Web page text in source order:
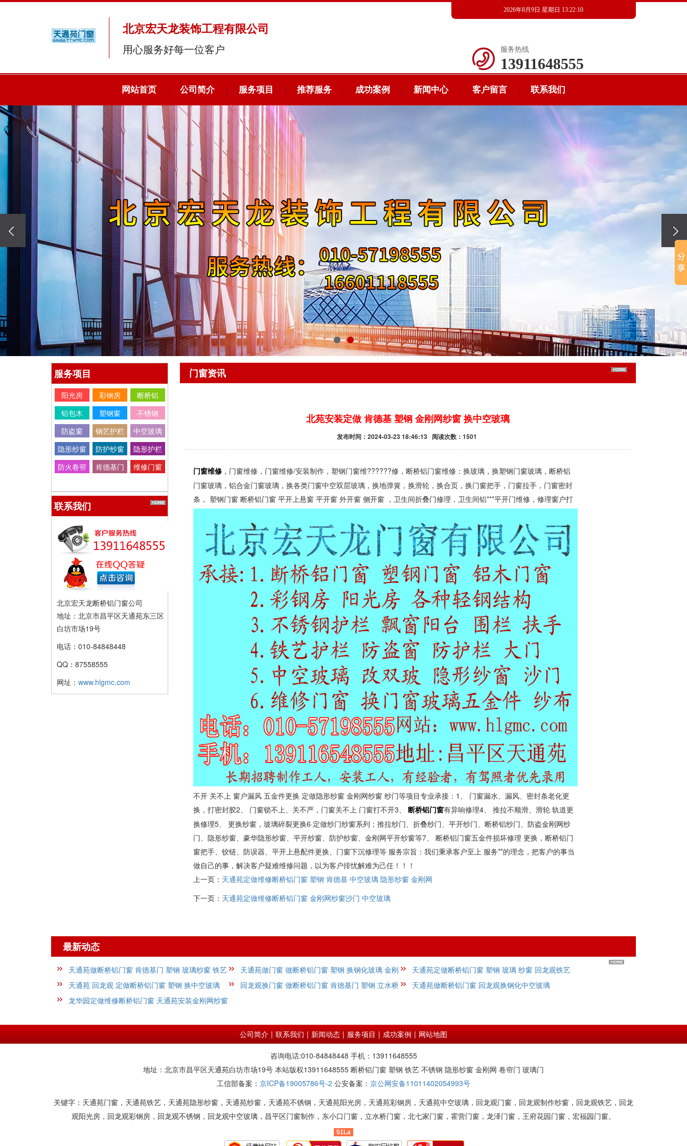
北京宏天龙装饰工程有限公司
用心服务好每一位客户
2026年8月9日 星期日 13:22:11
服务热线
13911648555
网站首页 公司简介 服务项目 推荐服务 成功案例 新闻中心 客户留言 联系我们
服务项目
阳光房 彩钢房
断桥铝
铝包木
塑钢窗
不锈钢
防盗窗
钢艺护栏
中空玻璃
隐形纱窗
防护纱窗
隐形护栏
防火卷帘
肯德基门
维修门窗
调理亚健
联系我们
北京宏天龙断桥铝门窗公司
地址：北京市昌平区天通苑东三区
白坊市场19号
电话：010-84848448
QQ：87558555
网址：www.hlgmc.com
门窗资讯
北苑安装定做 肯德基 塑钢 金刚网纱窗 换中空玻璃
发布时间：2024-03-23 18:46:13 阅读次数：1501
门窗维修 ，门窗维修，门窗维修/安装制作，塑钢门窗维??????修，断桥铝门窗维修：换玻璃，换塑钢门窗玻璃，断桥铝
门窗玻璃，铝合金门窗玻璃，换各类门窗中空双层玻璃，换地弹簧，换滑轮，换合页，换门窗把手，门窗拉手，门窗密封
条， 塑钢门窗 断桥铝门窗 平开上悬窗 平开窗 外开窗 侧开窗 ， 卫生间折叠门修理，卫生间铝***平开门维修，修理窗户打
不开 关不上 窗户漏风 五金件更换 定做隐形纱窗 金刚网纱窗 纱门等项目专业承接：1、 门窗漏水、漏风、密封条老化更
换，打密封胶2、 门窗锁不上、关不严，门窗关不上 门窗打不开3、断桥铝门窗有异响修理4、 推拉不顺滑、滑轮 轨道更
换修理5、 更换纱窗，玻璃碎裂更换6·定做纱门纱窗系列；推拉纱门、折叠纱门、平开纱门、断桥铝纱门、防盗金刚网纱
门、隐形纱窗、豪华隐形纱窗、平开纱窗、防护纱窗、金刚网平开纱窗等7、 断桥铝门窗五金件损坏修理 更换，断桥铝门
窗把手、铰链、防误器、平开上悬配件更换、门窗下沉修理等 服务宗旨：我们秉承客户至上 服务**的理念，把客户的事当
做自己的事，解决客户疑难维修问题，以为客户排忧解难为己任！！！
上一页： 天通苑定做维修断桥铝门窗 塑钢 肯德基 中空玻璃 隐形纱窗 金刚网
下一页： 天通苑定做维修断桥铝门窗 金刚网纱窗沙门 中空玻璃
最新动态
天通苑做断桥铝门窗 肯德基门 塑钢 玻璃纱窗 铁艺
护
天通苑做门窗 做断桥铝门窗 塑钢 换钢化玻璃 金刚
网
天通苑定做断桥铝门窗 塑钢 玻璃 纱窗 回龙观铁艺
护
天通苑 回龙观 定做断桥铝门窗 塑钢 换中空玻璃
维
回龙观换门窗 做断桥铝门窗 肯德基门 塑钢 立水桥
天通苑做断桥铝门窗 回龙观换钢化中空玻璃
龙华园定做维修断桥铝门窗 天通苑安装金刚网纱窗
公司简介 | 联系我们 | 新闻动态 | 服务项目 | 成功案例 | 网站地图
咨询电话:010-84848448 手机：13911648555
地址：北京市昌平区天通苑白坊市场19号 本站版权13911648555 断桥铝门窗 塑钢 铁艺 不锈钢 隐形纱窗 金刚网 卷帘门 玻璃门
工信部备案： 京ICP备19005786号-2 公安备案： 京公网安备11011402054993号
关键字：天通苑门窗，天通苑铁艺，天通苑隐形纱窗，天通苑纱窗，天通苑不锈钢，天通苑阳光房，天通苑彩钢房，天通苑中空玻璃，回龙观门窗，回龙观制作纱窗，回龙观铁艺，回龙
观阳光房，回龙观彩钢房，回龙观不锈钢，回龙观中空玻璃，昌平区门窗制作，东小口门窗，立水桥门窗，北七家门窗，霍营门窗，龙泽门窗，王府花园门窗，宏福园门窗。
51La